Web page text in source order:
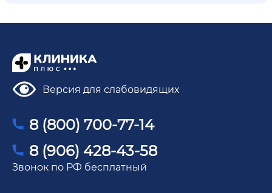
Версия для слабовидящих
8 (800) 700-77-14
8 (906) 428-43-58
Звонок по РФ бесплатный